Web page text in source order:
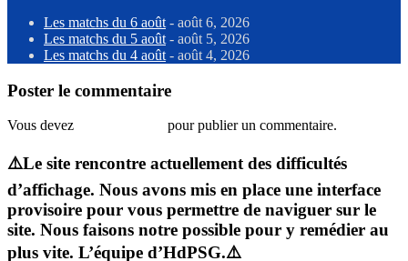
Les matchs du 6 août - août 6, 2026
Les matchs du 5 août - août 5, 2026
Les matchs du 4 août - août 4, 2026
Poster le commentaire
Vous devez pour publier un commentaire.
⚠️Le site rencontre actuellement des difficultés
d’affichage. Nous avons mis en place une interface
provisoire pour vous permettre de naviguer sur le
site. Nous faisons notre possible pour y remédier au
plus vite. L’équipe d’HdPSG.⚠️